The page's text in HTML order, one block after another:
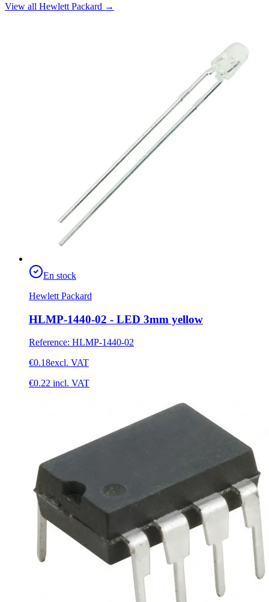
View all Hewlett Packard →
En stock
Hewlett Packard
HLMP-1440-02 - LED 3mm yellow
Reference: HLMP-1440-02
€0.18excl. VAT
€0.22 incl. VAT